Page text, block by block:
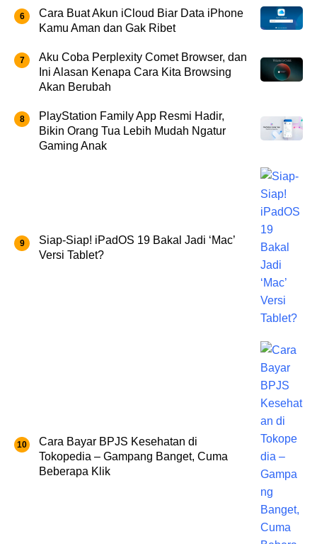
Cara Buat Akun iCloud Biar Data iPhone
Kamu Aman dan Gak Ribet
Aku Coba Perplexity Comet Browser, dan
Ini Alasan Kenapa Cara Kita Browsing
Akan Berubah
PlayStation Family App Resmi Hadir,
Bikin Orang Tua Lebih Mudah Ngatur
Gaming Anak
Siap-Siap! iPadOS 19 Bakal Jadi ‘Mac’
Versi Tablet?
Cara Bayar BPJS Kesehatan di
Tokopedia – Gampang Banget, Cuma
Beberapa Klik